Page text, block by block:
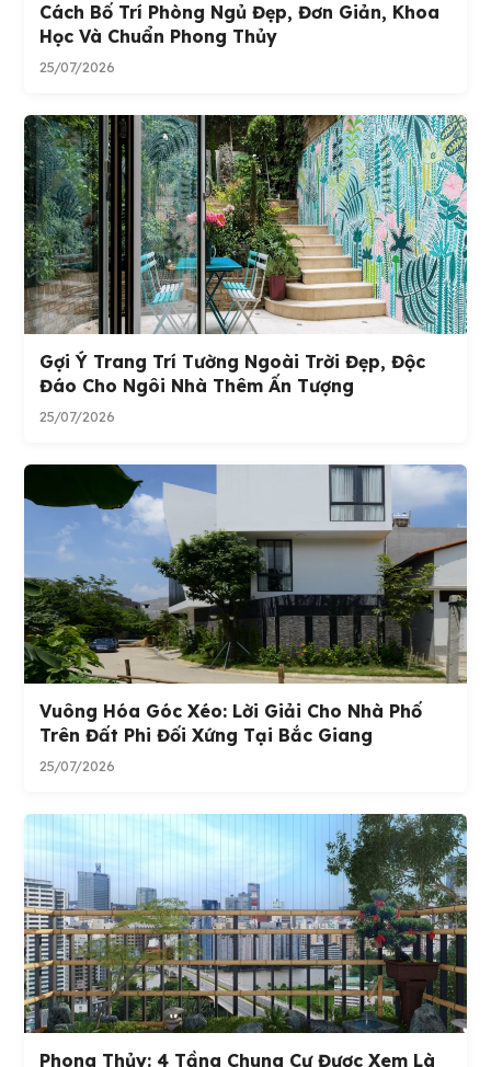
Cách Bố Trí Phòng Ngủ Đẹp, Đơn Giản, Khoa
Học Và Chuẩn Phong Thủy
25/07/2026
Gợi Ý Trang Trí Tường Ngoài Trời Đẹp, Độc
Đáo Cho Ngôi Nhà Thêm Ấn Tượng
25/07/2026
Vuông Hóa Góc Xéo: Lời Giải Cho Nhà Phố
Trên Đất Phi Đối Xứng Tại Bắc Giang
25/07/2026
Phong Thủy: 4 Tầng Chung Cư Được Xem Là